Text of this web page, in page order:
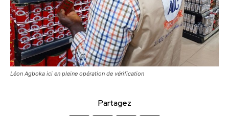
Léon Agboka ici en pleine opération de vérification
Partagez